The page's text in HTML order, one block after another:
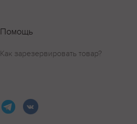
Помощь
Как зарезервировать товар?